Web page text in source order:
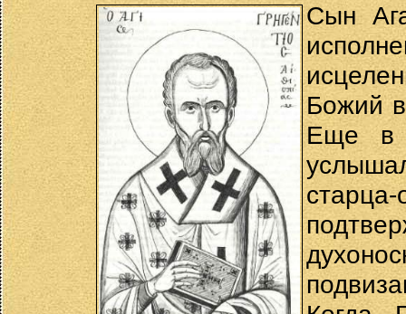
Сын
Божий
Еще в